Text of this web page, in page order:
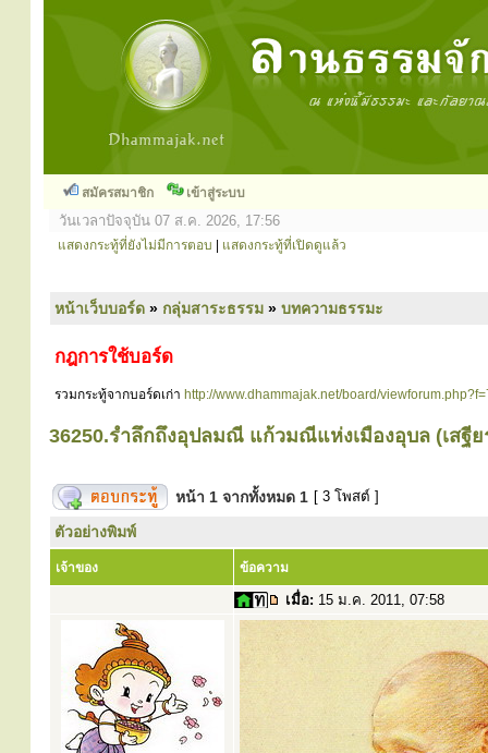
สมัครสมาชิก เข้าสู่ระบบ
วันเวลาปัจจุบัน 07 ส.ค. 2026, 17:56
แสดงกระทู้ที่ยังไม่มีการตอบ แสดงกระทู้ที่เปิดดูแล้ว
หน้าเว็บบอร์ด » กลุ่มสาระธรรม » บทความธรรมะ
กฎการใช้บอร์ด
รวมกระทู้จากบอร์ดเก่า http://www.dhammajak.net/board/
36250.รำลึกถึงอุปลมณี แก้วมณีแห่งเมืองอุบล (เสฐี
หน้า 1 จากทั้งหมด 1 [ 3 โพสต์ ]
ตัวอย่างพิมพ์
เจ้าของ ข้อความ
เมื่อ: 15 ม.ค. 2011, 07:58